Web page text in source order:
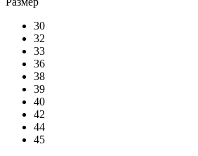
30
32
33
36
38
39
40
42
44
45